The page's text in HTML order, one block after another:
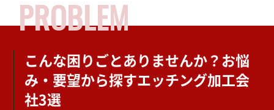
PROBLEM
こんな困りごとありませんか？ お悩
み・要望から探すエッチング加工会
社3選